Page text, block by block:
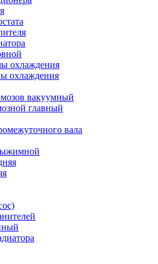
охлаждения
охлаждения
вакуумный
главный
вала